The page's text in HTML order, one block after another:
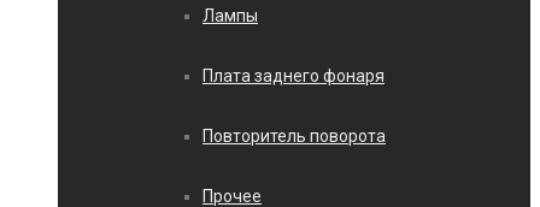
Лампы
Плата заднего фонаря
Повторитель поворота
Прочее